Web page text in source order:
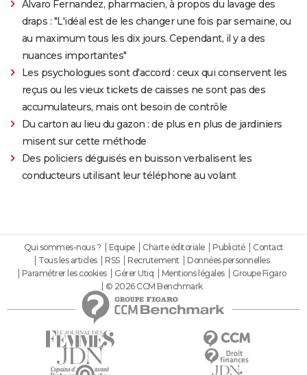
Alvaro Fernandez, pharmacien, à propos du lavage des
draps : "L'idéal est de les changer une fois par semaine, ou
au maximum tous les dix jours. Cependant, il y a des
nuances importantes"
Les psychologues sont d'accord : ceux qui conservent les
reçus ou les vieux tickets de caisses ne sont pas des
accumulateurs, mais ont besoin de contrôle
Du carton au lieu du gazon : de plus en plus de jardiniers
misent sur cette méthode
Des policiers déguisés en buisson verbalisent les
conducteurs utilisant leur téléphone au volant
Qui sommes-nous ? Equipe Charte éditoriale Publicité
Contact
Tous les articles
RSS Recrutement
Données personnelles
Paramétrer les cookies
Gérer Utiq Mentions légales
Groupe Figaro
© 2026 CCM Benchmark